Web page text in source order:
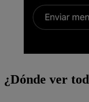
¿Dónde ver